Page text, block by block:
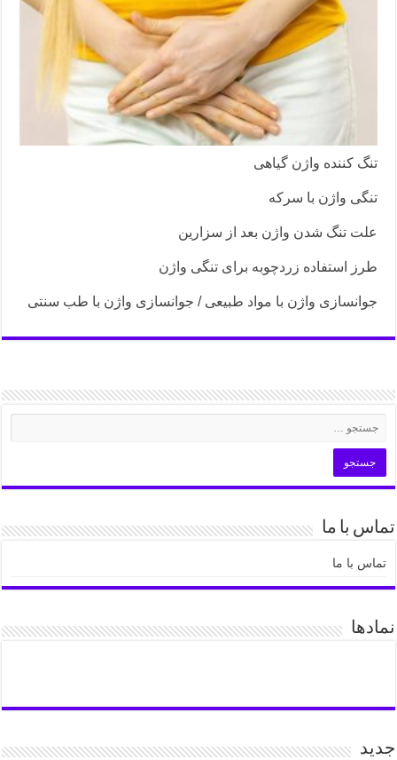
تنگ کننده واژن گیاهی
تنگی واژن با سرکه
علت تنگ شدن واژن بعد از سزارین
طرز استفاده زردچوبه برای تنگی واژن
جوانسازی واژن با مواد طبیعی / جوانسازی واژن با طب سنتی
تماس با ما
تماس با ما
نمادها
جدید